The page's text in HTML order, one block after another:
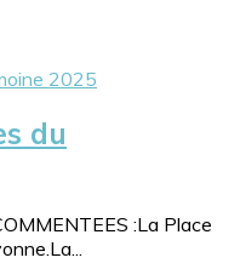
du
:La Place